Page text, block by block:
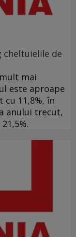
cheltuielile de
mai
este aproape
11,8%, în
anului trecut,